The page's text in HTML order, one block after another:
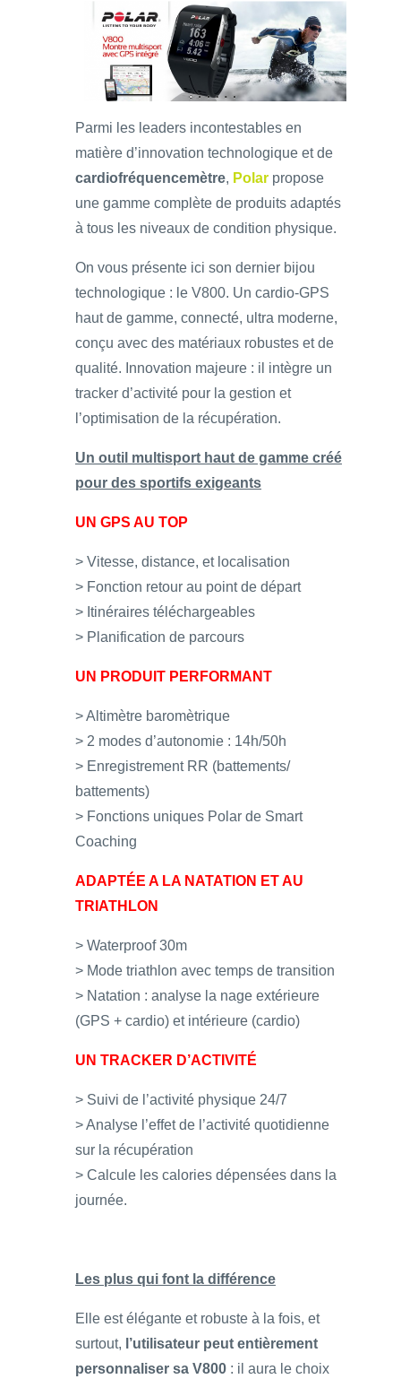
Parmi les leaders incontestables en
matière d’innovation technologique et de
cardiofréquencemètre, Polar propose
une gamme complète de produits adaptés
à tous les niveaux de condition physique.
On vous présente ici son dernier bijou
technologique : le V800. Un cardio-GPS
haut de gamme, connecté, ultra moderne,
conçu avec des matériaux robustes et de
qualité. Innovation majeure : il intègre un
tracker d’activité pour la gestion et
l’optimisation de la récupération.
Un outil multisport haut de gamme créé
pour des sportifs exigeants
UN GPS AU TOP
> Vitesse, distance, et localisation
> Fonction retour au point de départ
> Itinéraires téléchargeables
> Planification de parcours
UN PRODUIT PERFORMANT
> Altimètre baromètrique
> 2 modes d’autonomie : 14h/50h
> Enregistrement RR (battements/
battements)
> Fonctions uniques Polar de Smart
Coaching
ADAPTÉE A LA NATATION ET AU
TRIATHLON
> Waterproof 30m
> Mode triathlon avec temps de transition
> Natation : analyse la nage extérieure
(GPS + cardio) et intérieure (cardio)
UN TRACKER D’ACTIVITÉ
> Suivi de l’activité physique 24/7
> Analyse l’effet de l’activité quotidienne
sur la récupération
> Calcule les calories dépensées dans la
journée.
Les plus qui font la différence
Elle est élégante et robuste à la fois, et
surtout, l’utilisateur peut entièrement
personnaliser sa V800 : il aura le choix